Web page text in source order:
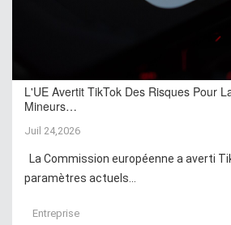
L'UE Avertit TikTok Des Risques Pour
Mineurs…
Juil 24,2026
La Commission européenne a averti
paramètres actuels...
Entreprise